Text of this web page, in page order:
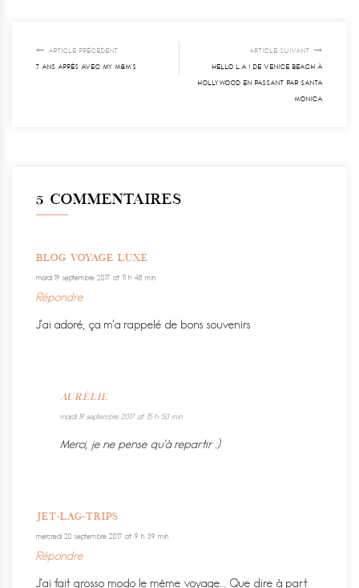
ARTICLE PRÉCÉDENT
7 ANS APRÈS AVEC MY M&M’S
ARTICLE SUIVANT
HELLO L.A ! DE VENICE BEACH À
HOLLYWOOD EN PASSANT PAR SANTA
MONICA
5 COMMENTAIRES
BLOG VOYAGE LUXE
mardi 19 septembre 2017 at 11 h 48 min
Répondre
J’ai adoré, ça m’a rappelé de bons souvenirs
AURÉLIE
mardi 19 septembre 2017 at 15 h 50 min
Merci, je ne pense qu’à repartir :)
JET-LAG-TRIPS
mercredi 20 septembre 2017 at 9 h 39 min
Répondre
J’ai fait grosso modo le même voyage… Que dire à part